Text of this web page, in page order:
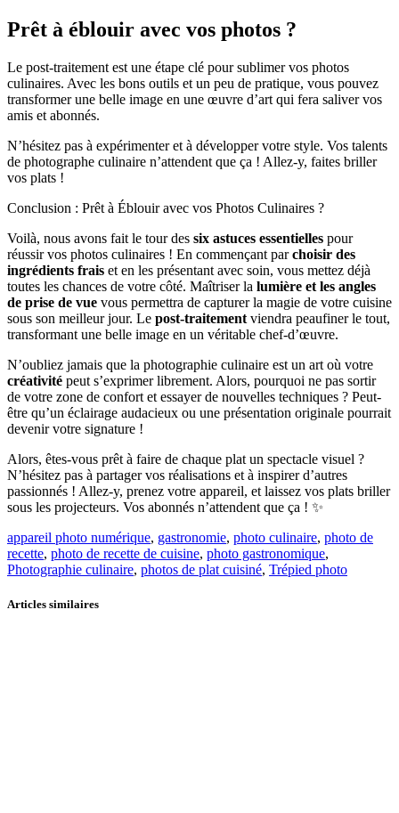
Prêt à éblouir avec vos photos ?
Le post-traitement est une étape clé pour sublimer vos photos
culinaires. Avec les bons outils et un peu de pratique, vous pouvez
transformer une belle image en une œuvre d’art qui fera saliver vos
amis et abonnés.
N’hésitez pas à expérimenter et à développer votre style. Vos talents
de photographe culinaire n’attendent que ça ! Allez-y, faites briller
vos plats !
Conclusion : Prêt à Éblouir avec vos Photos Culinaires ?
Voilà, nous avons fait le tour des six astuces essentielles pour
réussir vos photos culinaires ! En commençant parchoisir des
ingrédients frais et en les présentant avec soin, vous mettez déjà
toutes les chances de votre côté. Maîtriser la lumière et les angles
de prise de vue vous permettra de capturer la magie de votre cuisine
sous son meilleur jour. Le post-traitement viendra peaufiner le tout,
transformant une belle image en un véritable chef-d’œuvre.
N’oubliez jamais que la photographie culinaire est un art où votre
créativité peut s’exprimer librement. Alors, pourquoi ne pas sortir
de votre zone de confort et essayer de nouvelles techniques ? Peut-
être qu’un éclairage audacieux ou une présentation originale pourrait
devenir votre signature !
Alors, êtes-vous prêt à faire de chaque plat un spectacle visuel ?
N’hésitez pas à partager vos réalisations et à inspirer d’autres
passionnés ! Allez-y, prenez votre appareil, et laissez vos plats briller
sous les projecteurs. Vos abonnés n’attendent que ça ! ✨
appareil photo numérique, gastronomie, photo culinaire, photo de
recette, photo de recette de cuisine, photo gastronomique,
Photographie culinaire, photos de plat cuisiné, Trépied photo
Articles similaires